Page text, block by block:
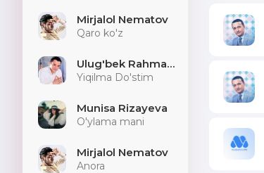
Mirjalol Nematov
Qaro ko'z
Ulug'bek Rahmatullayev
Yiqilma Do'stim
Munisa Rizayeva
O'ylama mani
Mirjalol Nematov
Anora